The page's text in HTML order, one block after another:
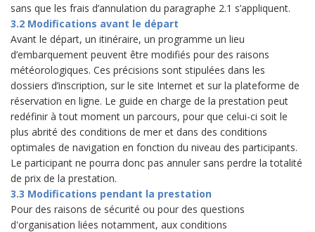
sans que les frais d’annulation du paragraphe 2.1 s’appliquent.
3.2 Modifications avant le départ
Avant le départ, un itinéraire, un programme un lieu
d’embarquement peuvent être modifiés pour des raisons
météorologiques. Ces précisions sont stipulées dans les
dossiers d’inscription, sur le site Internet et sur la plateforme de
réservation en ligne. Le guide en charge de la prestation peut
redéfinir à tout moment un parcours, pour que celui-ci soit le
plus abrité des conditions de mer et dans des conditions
optimales de navigation en fonction du niveau des participants.
Le participant ne pourra donc pas annuler sans perdre la totalité
de prix de la prestation.
3.3 Modifications pendant la prestation
Pour des raisons de sécurité ou pour des questions
d'organisation liées notamment, aux conditions